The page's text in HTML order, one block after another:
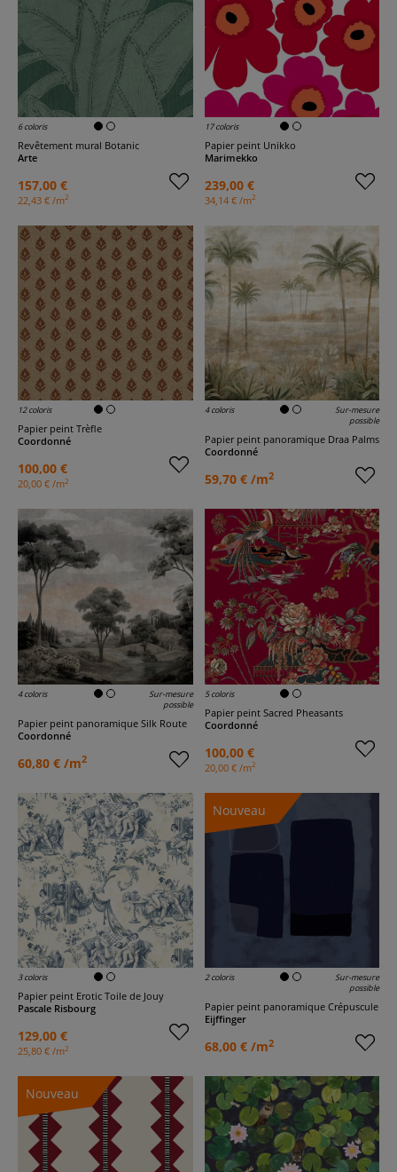
6 coloris
Revêtement mural Botanic
Arte
157,00 €
22,43 € /m2
17 coloris
Papier peint Unikko
Marimekko
239,00 €
34,14 € /m2
12 coloris
Papier peint Trèfle
Coordonné
100,00 €
20,00 € /m2
4 coloris
Sur-mesure
possible
Papier peint panoramique Draa Palms
Coordonné
59,70 € /m2
4 coloris
Sur-mesure
possible
Papier peint panoramique Silk Route
Coordonné
60,80 € /m2
5 coloris
Papier peint Sacred Pheasants
Coordonné
100,00 €
20,00 € /m2
3 coloris
Papier peint Erotic Toile de Jouy
Pascale Risbourg
129,00 €
25,80 € /m2
Nouveau
2 coloris
Sur-mesure
possible
Papier peint panoramique Crépuscule
Eijffinger
68,00 € /m2
Nouveau